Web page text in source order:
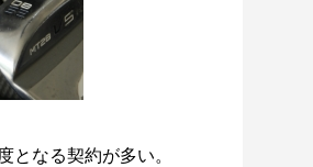
となる契約が多い。